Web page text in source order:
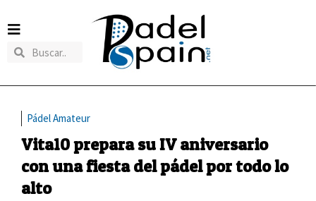
Pádel Amateur
Vita10 prepara su IV aniversario
con una fiesta del pádel por todo lo
alto